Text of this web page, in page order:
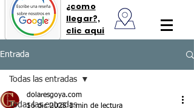
¿como
llegar?,
clic aqui
Entrada
Todas las entradas
Todas las entradas
dolaresgoya.com
16 dic 2025 1 min de lectura